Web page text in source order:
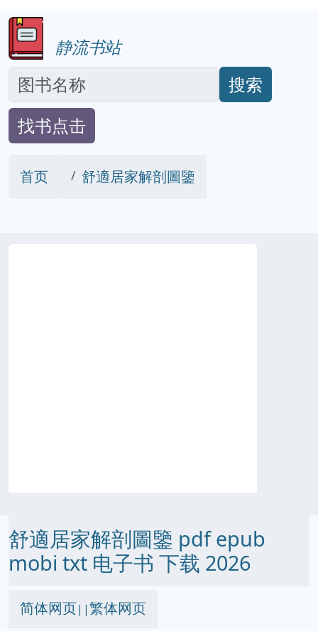
静流书站
搜索
找书点击
首页 舒適居家解剖圖鑒
舒適居家解剖圖鑒 pdf epub
mobi txt 电子书 下载 2026
简体网页||繁体网页